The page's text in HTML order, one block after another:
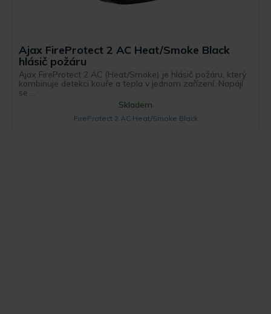
Ajax FireProtect 2 AC Heat/Smoke Black
hlásič požáru
Ajax FireProtect 2 AC (Heat/Smoke) je hlásič požáru, který
kombinuje detekci kouře a tepla v jednom zařízení. Napájí
se ...
Skladem
FireProtect 2 AC Heat/Smoke Black